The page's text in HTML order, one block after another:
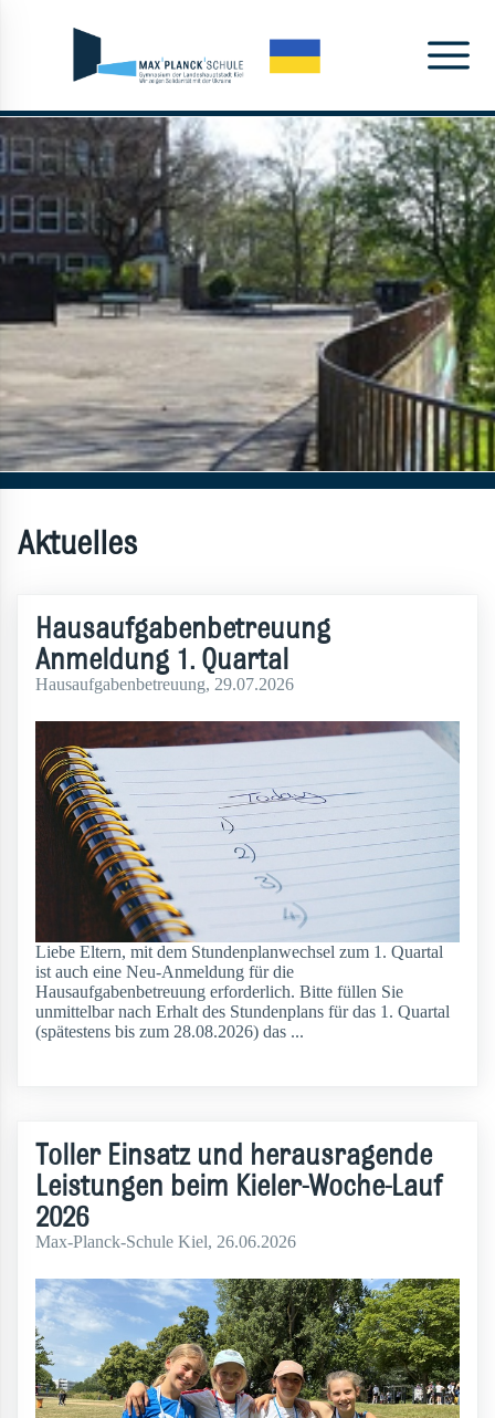
Aktuelles
Hausaufgabenbetreuung
Anmeldung 1. Quartal
Hausaufgabenbetreuung, 29.07.2026
Liebe Eltern, mit dem Stundenplanwechsel zum 1. Quartal
ist auch eine Neu-Anmeldung für die
Hausaufgabenbetreuung erforderlich. Bitte füllen Sie
unmittelbar nach Erhalt des Stundenplans für das 1. Quartal
(spätestens bis zum 28.08.2026) das ...
Toller Einsatz und herausragende
Leistungen beim Kieler-Woche-Lauf
2026
Max-Planck-Schule Kiel, 26.06.2026